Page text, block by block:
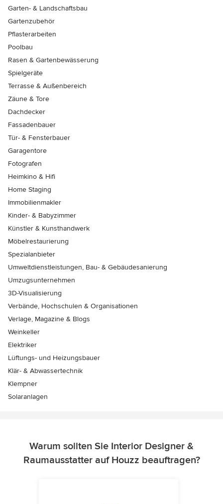
Garten- & Landschaftsbau
Gartenzubehör
Pflasterarbeiten
Poolbau
Rasen & Gartenbewässerung
Spielgeräte
Terrasse & Außenbereich
Zäune & Tore
Dachdecker
Fassadenbauer
Tür- & Fensterbauer
Garagentore
Fotografen
Heimkino & Hifi
Home Staging
Immobilienmakler
Kinder- & Babyzimmer
Künstler & Kunsthandwerk
Möbelrestaurierung
Spezialanbieter
Umweltdienstleistungen, Bau- & Gebäudesanierung
Umzugsunternehmen
3D-Visualisierung
Verbände, Hochschulen & Organisationen
Verlage, Magazine & Blogs
Weinkeller
Elektriker
Lüftungs- und Heizungsbauer
Klär- & Abwassertechnik
Klempner
Solaranlagen
Warum sollten Sie Interior Designer &
Raumausstatter auf Houzz beauftragen?